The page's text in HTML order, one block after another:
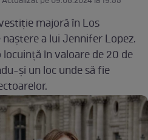
majoră în Los
a lui Jennifer Lopez.
în valoare de 20 de
și un loc unde să fie